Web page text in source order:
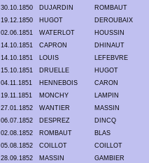
30.10.1850 DUJARDIN
ROMBAUT
19.12.1850 HUGOT
DEROUBAIX
02.06.1851 WATERLOT
HOUSSIN
14.10.1851 CAPRON
DHINAUT
14.10.1851 LOUIS
LEFEBVRE
15.10.1851 DRUELLE
HUGOT
04.11.1851 HENNEBOIS
CARON
19.11.1851 MONCHY
LAMPIN
27.01.1852 WANTIER
MASSIN
06.07.1852 DESPREZ
DINCQ
02.08.1852 ROMBAUT
BLAS
05.08.1852 COILLOT
COILLOT
28.09.1852 MASSIN
GAMBIER